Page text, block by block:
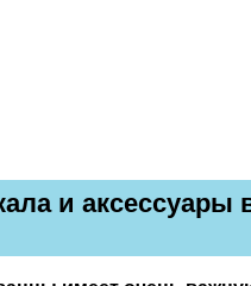
и аксессуары